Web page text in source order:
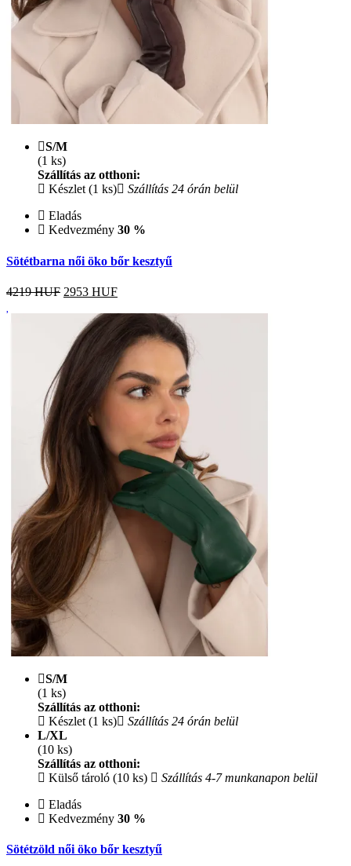
S/M
(1 ks)
Szállítás az otthoni:
Készlet (1 ks)
Szállítás 24 órán belül
Eladás
Kedvezmény 30 %
Sötétbarna női öko bőr kesztyű
4219 HUF 2953 HUF
S/M
(1 ks)
Szállítás az otthoni:
Készlet (1 ks)
Szállítás 24 órán belül
L/XL
(10 ks)
Szállítás az otthoni:
Külső tároló (10 ks)
Szállítás 4-7 munkanapon belül
Eladás
Kedvezmény 30 %
Sötétzöld női öko bőr kesztyű